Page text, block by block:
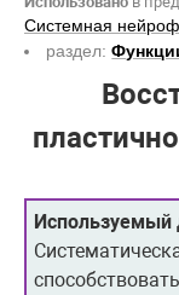
Системная
раздел:
Используемый